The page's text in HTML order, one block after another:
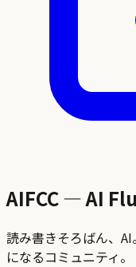
AIFCC — AI
読み書きそろばん、
になるコミュニティ。